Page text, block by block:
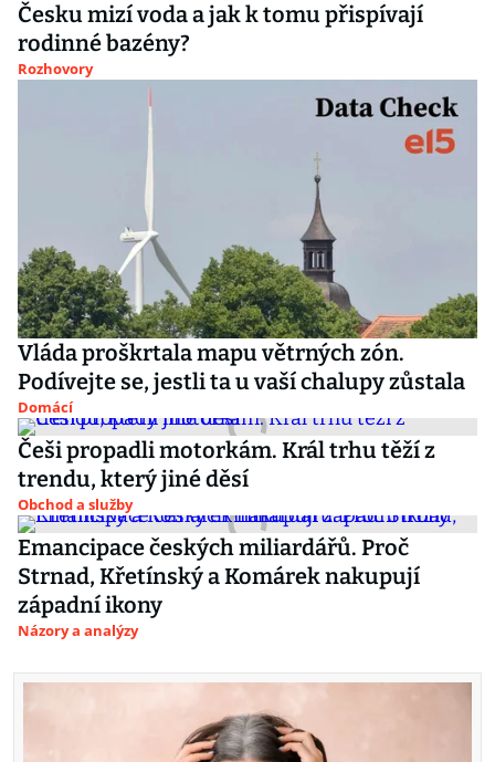
Česku mizí voda a jak k tomu přispívají
rodinné bazény?
Rozhovory
Vláda proškrtala mapu větrných zón.
Podívejte se, jestli ta u vaší chalupy zůstala
Domácí
Češi propadli motorkám. Král trhu těží z
trendu, který jiné děsí
Obchod a služby
Emancipace českých miliardářů. Proč
Strnad, Křetínský a Komárek nakupují
západní ikony
Názory a analýzy